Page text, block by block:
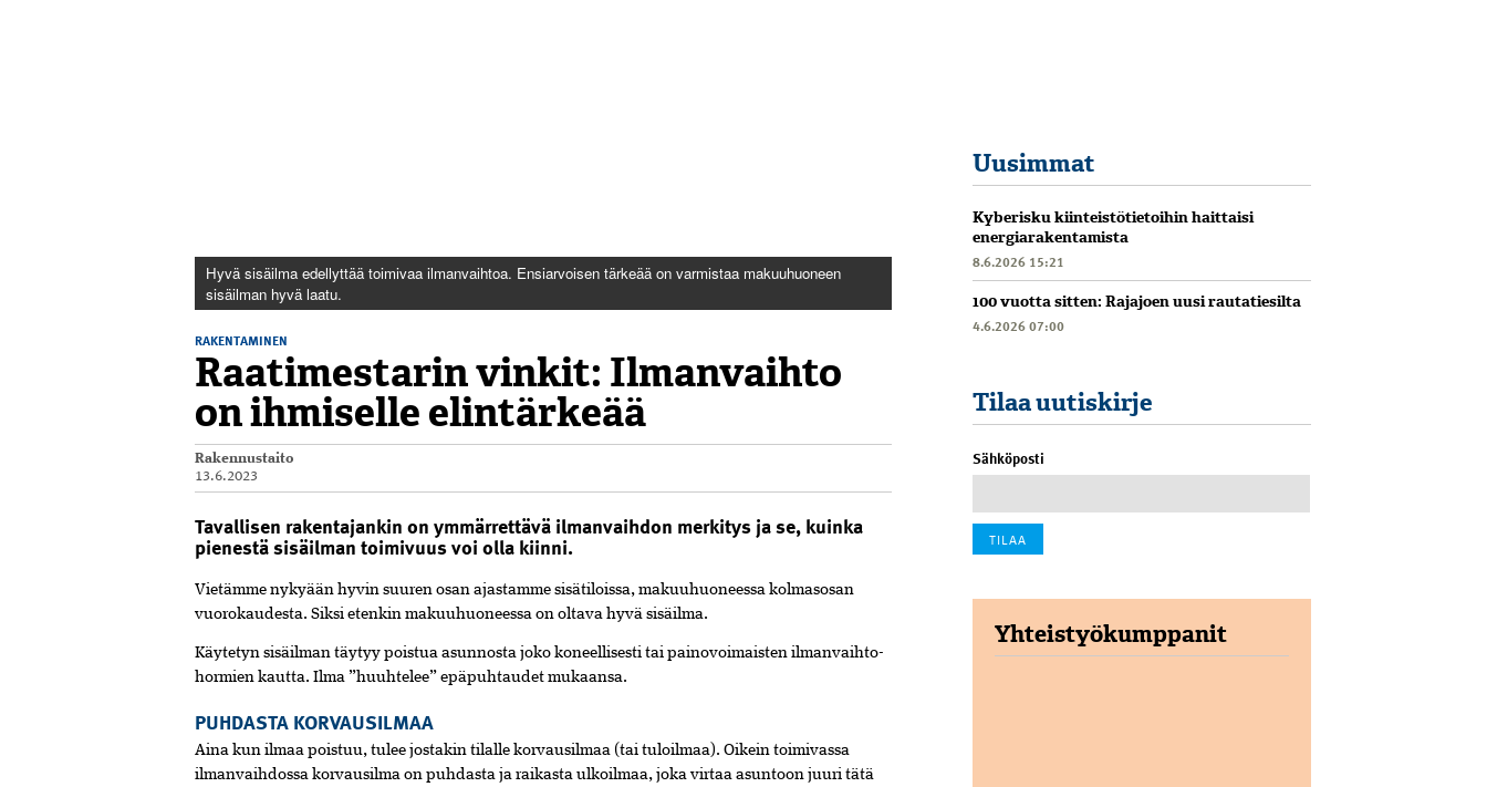
Hyvä sisäilma edellyttää toimivaa ilmanvaihtoa. Ensiarvoisen tärkeää on varmistaa makuuhuoneen
sisäilman hyvä laatu.
RAKENTAMINEN
Raatimestarin vinkit: Ilmanvaihto
on ihmiselle elintärkeää
Rakennustaito
13.6.2023
Tavallisen rakentajankin on ymmärrettävä ilmanvaihdon merkitys ja se, kuinka
pienestä sisäilman toimivuus voi olla kiinni.
Vietämme nykyään hyvin suuren osan ajastamme sisätiloissa, makuuhuoneessa kolmasosan
vuorokaudesta. Siksi etenkin makuuhuoneessa on oltava hyvä sisäilma.
Käytetyn sisäilman täytyy poistua asunnosta­ joko koneellisesti tai painovoimaisten ilmanvaihto­
hormien­ kautta. Ilma ”huuhtelee” epäpuhtaudet­ ­mukaansa.
PUHDASTA KORVAUSILMAA
Aina kun ilmaa poistuu, tulee jostakin tilalle korvausilmaa (tai tuloilmaa). Oikein toimivassa
ilmanvaihdossa korvausilma on puhdasta ja raikasta ulkoilmaa, joka virtaa asuntoon juuri tätä
Uusimmat
Kyberisku kiinteistötietoihin haittaisi
energiarakentamista
8.6.2026 15:21
100 vuotta sitten: Rajajoen uusi rautatiesilta
4.6.2026 07:00
Tilaa uutiskirje
Sähköposti
Yhteistyökumppanit